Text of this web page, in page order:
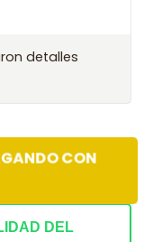
detalles
CON
DEL